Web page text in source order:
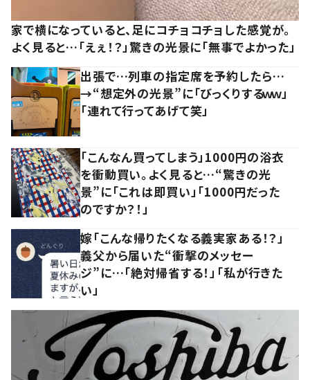
家で横になっていると、足にコチョコチョした感覚が。
よく見ると…「えぇ！？」驚きの光景に「無事でよかった」
出張で…列車の指定席を予約したら…
→“想定外の光景”に「びっくりするｗｗ」
「連れて行ってあげて笑」
「こんなん買ってしまう」1000円の浴衣
を衝動買い。よく見ると…“驚きの光
景”に「これは即買い」「1000円だった
のですか？！」
嫁「こんな帰りたくなる義実家ある！？」
義父から届いた“衝撃のメッセー
ジ”に…「絶対帰省する！」「私が行きた
い」